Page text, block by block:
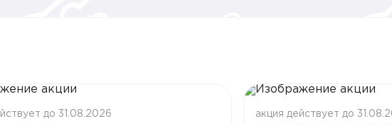
до 31.08.2026 акция действует до